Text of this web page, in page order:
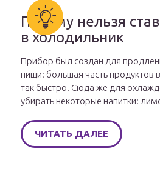
Почему нельзя
в холодильник
Прибор был создан для
пищи: большая часть продуктов
так быстро. Сюда же для
убирать некоторые напитки:
ЧИТАТЬ ДАЛЕЕ